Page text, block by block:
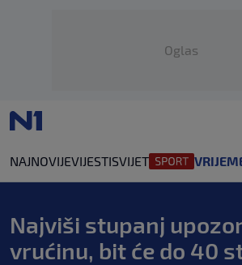
Oglas
NAJNOVIJEVIJESTISVIJET
Najviši stupanj
vrućinu, bit će do 40